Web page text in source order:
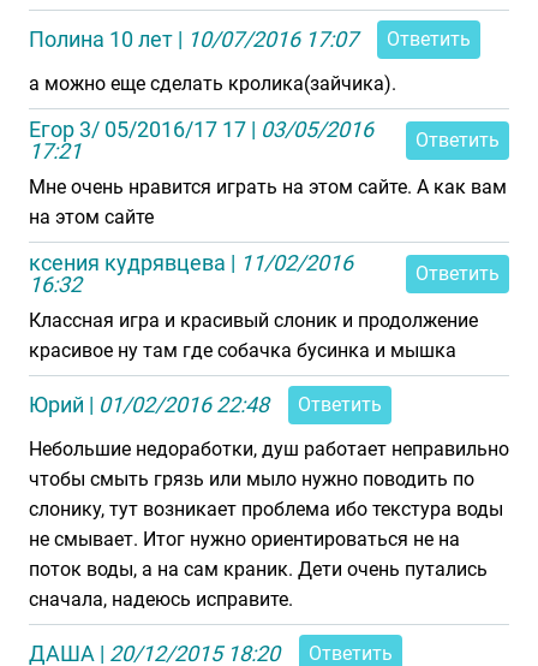
Полина 10 лет | 10/07/2016 17:07
Ответить
а можно еще сделать кролика(зайчика).
Егор 3/ 05/2016/17 17 | 03/05/2016
17:21
Ответить
Мне очень нравится играть на этом сайте. А как вам
на этом сайте
ксения кудрявцева | 11/02/2016
16:32
Ответить
Классная игра и красивый слоник и продолжение
красивое ну там где собачка бусинка и мышка
Юрий | 01/02/2016 22:48
Ответить
Небольшие недоработки, душ работает неправильно
чтобы смыть грязь или мыло нужно поводить по
слонику, тут возникает проблема ибо текстура воды
не смывает. Итог нужно ориентироваться не на
поток воды, а на сам краник. Дети очень путались
сначала, надеюсь исправите.
ДАША | 20/12/2015 18:20 Ответить